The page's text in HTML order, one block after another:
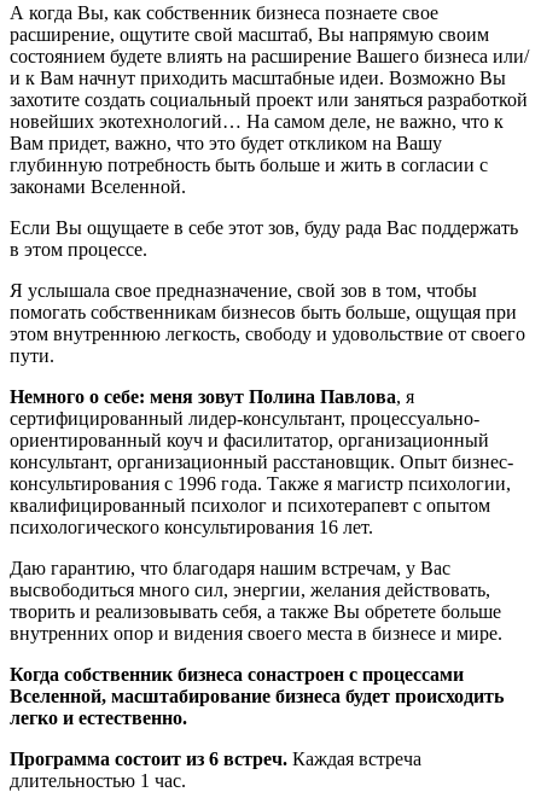
А когда Вы, как собственник бизнеса познаете свое
расширение, ощутите свой масштаб, Вы напрямую своим
состоянием будете влиять на расширение Вашего бизнеса или/
и к Вам начнут приходить масштабные идеи. Возможно Вы
захотите создать социальный проект или заняться разработкой
новейших экотехнологий… На самом деле, не важно, что к
Вам придет, важно, что это будет откликом на Вашу
глубинную потребность быть больше и жить в согласии с
законами Вселенной.
Если Вы ощущаете в себе этот зов, буду рада Вас поддержать
в этом процессе.
Я услышала свое предназначение, свой зов в том, чтобы
помогать собственникам бизнесов быть больше, ощущая при
этом внутреннюю легкость, свободу и удовольствие от своего
пути.
Немного о себе: меня зовут Полина Павлова, я
сертифицированный лидер-консультант, процессуально-
ориентированный коуч и фасилитатор, организационный
консультант, организационный расстановщик. Опыт бизнес-
консультирования с 1996 года. Также я магистр психологии,
квалифицированный психолог и психотерапевт с опытом
психологического консультирования 16 лет.
Даю гарантию, что благодаря нашим встречам, у Вас
высвободиться много сил, энергии, желания действовать,
творить и реализовывать себя, а также Вы обретете больше
внутренних опор и видения своего места в бизнесе и мире.
Когда собственник бизнеса сонастроен с процессами
Вселенной, масштабирование бизнеса будет происходить
легко и естественно.
Программа состоит из 6 встреч. Каждая встреча
длительностью 1 час.